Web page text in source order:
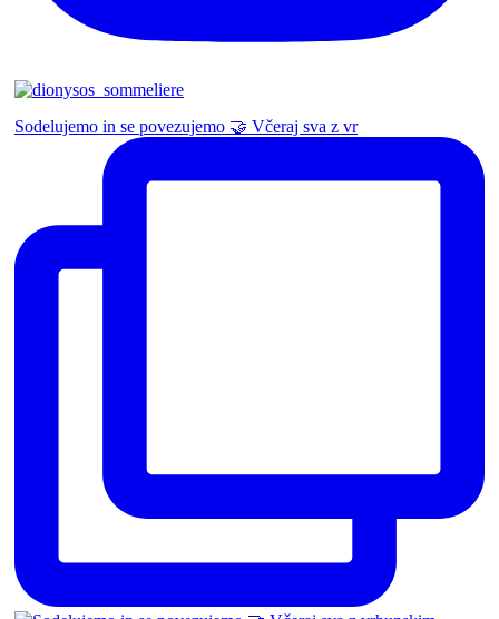
Sodelujemo in se povezujemo 🤝 Včeraj sva z vr